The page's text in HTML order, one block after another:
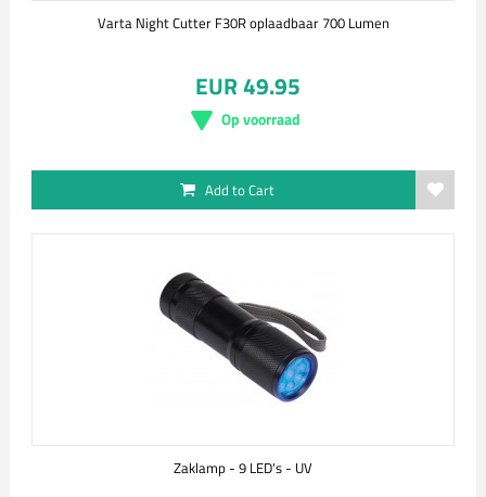
Varta Night Cutter F30R oplaadbaar 700 Lumen
EUR 49.95
Op voorraad
Add to Cart
Zaklamp - 9 LED's - UV